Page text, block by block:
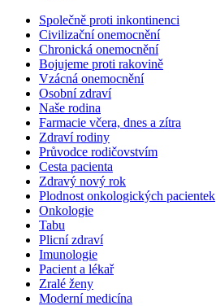
Společně proti inkontinenci
Civilizační onemocnění
Chronická onemocnění
Bojujeme proti rakovině
Vzácná onemocnění
Osobní zdraví
Naše rodina
Farmacie včera, dnes a zítra
Zdraví rodiny
Průvodce rodičovstvím
Cesta pacienta
Zdravý nový rok
Plodnost onkologických pacientek
Onkologie
Tabu
Plicní zdraví
Imunologie
Pacient a lékař
Zralé ženy
Moderní medicína